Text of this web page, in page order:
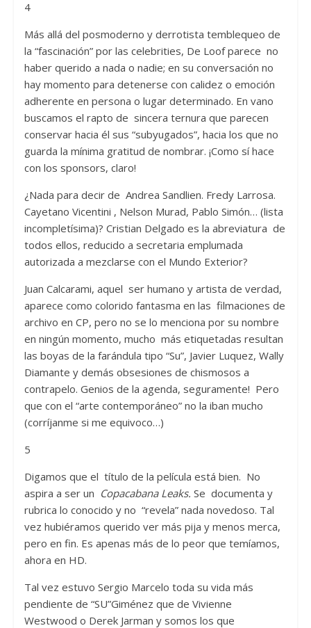
4
Más allá del posmoderno y derrotista temblequeo de
la “fascinación” por las celebrities, De Loof parece no
haber querido a nada o nadie; en su conversación no
hay momento para detenerse con calidez o emoción
adherente en persona o lugar determinado. En vano
buscamos el rapto de sincera ternura que parecen
conservar hacia él sus “subyugados”, hacia los que no
guarda la mínima gratitud de nombrar. ¡Como sí hace
con los sponsors, claro!
¿Nada para decir de Andrea Sandlien. Fredy Larrosa.
Cayetano Vicentini , Nelson Murad, Pablo Simón… (lista
incompletísima)? Cristian Delgado es la abreviatura de
todos ellos, reducido a secretaria emplumada
autorizada a mezclarse con el Mundo Exterior?
Juan Calcarami, aquel ser humano y artista de verdad,
aparece como colorido fantasma en las filmaciones de
archivo en CP, pero no se lo menciona por su nombre
en ningún momento, mucho más etiquetadas resultan
las boyas de la farándula tipo “Su”, Javier Luquez, Wally
Diamante y demás obsesiones de chismosos a
contrapelo. Genios de la agenda, seguramente! Pero
que con el “arte contemporáneo” no la iban mucho
(corríjanme si me equivoco…)
5
Digamos que el título de la película está bien. No
aspira a ser un Copacabana Leaks. Se documenta y
rubrica lo conocido y no “revela” nada novedoso. Tal
vez hubiéramos querido ver más pija y menos merca,
pero en fin. Es apenas más de lo peor que temíamos,
ahora en HD.
Tal vez estuvo Sergio Marcelo toda su vida más
pendiente de “SU”Giménez que de Vivienne
Westwood o Derek Jarman y somos los que